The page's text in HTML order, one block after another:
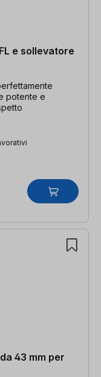
e sollevatore
potente e
43 mm per